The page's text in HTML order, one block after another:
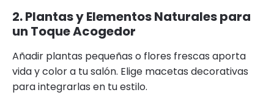
2. Plantas y Elementos Naturales para
un Toque Acogedor
Añadir plantas pequeñas o flores frescas aporta
vida y color a tu salón. Elige macetas decorativas
para integrarlas en tu estilo.